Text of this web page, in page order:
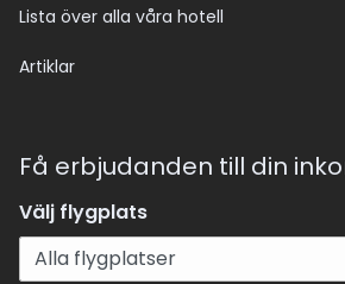
Lista över alla våra hotell
Artiklar
Få erbjudanden till din
Välj flygplats